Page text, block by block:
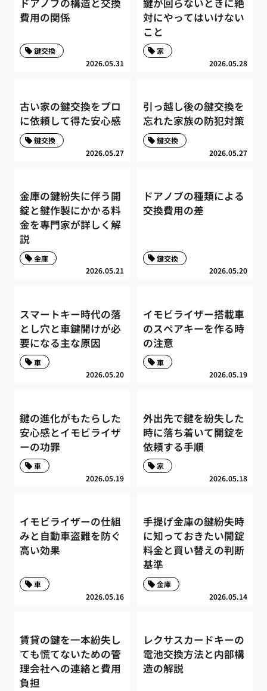
費用の関係
2026.05.31
鍵交換
対にやってはいけない
こと
2026.05.28
家
古い家の鍵交換をプロ
に依頼して得た安心感
2026.05.27
鍵交換
引っ越し後の鍵交換を
忘れた家族の防犯対策
2026.05.27
鍵交換
金庫の鍵紛失に伴う開
錠と鍵作製にかかる料
金を専門家が詳しく解
説
2026.05.21
金庫
ドアノブの種類による
交換費用の差
2026.05.20
鍵交換
スマートキー時代の落
とし穴と車鍵開けが必
要になる主な原因
2026.05.20
車
イモビライザー搭載車
のスペアキーを作る時
の注意
2026.05.19
車
鍵の進化がもたらした
安心感とイモビライザ
ーの功罪
2026.05.19
車
外出先で鍵を紛失した
時に落ち着いて開錠を
依頼する手順
2026.05.18
家
イモビライザーの仕組
みと自動車盗難を防ぐ
高い効果
2026.05.16
車
手提げ金庫の鍵紛失時
に知っておきたい開錠
料金と買い替えの判断
基準
2026.05.14
金庫
賃貸の鍵を一本紛失し
ても慌てないための管
理会社への連絡と費用
負担
レクサスカードキーの
電池交換方法と内部構
造の解説